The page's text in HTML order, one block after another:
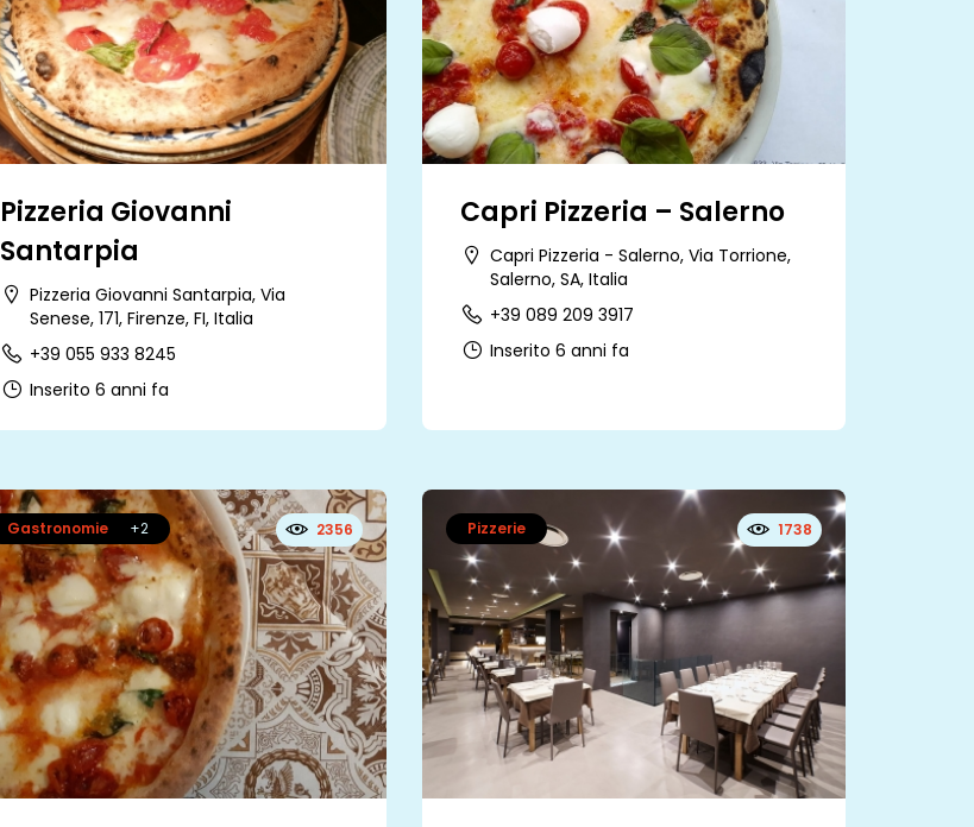
Pizzeria Giovanni
Santarpia
Pizzeria Giovanni Santarpia, Via
Senese, 171, Firenze, FI, Italia
+39 055 933 8245
Inserito 6 anni fa
Capri Pizzeria – Salerno
Capri Pizzeria - Salerno, Via Torrione,
Salerno, SA, Italia
+39 089 209 3917
Inserito 6 anni fa
Gastronomie +2 2356 Pizzerie 1738